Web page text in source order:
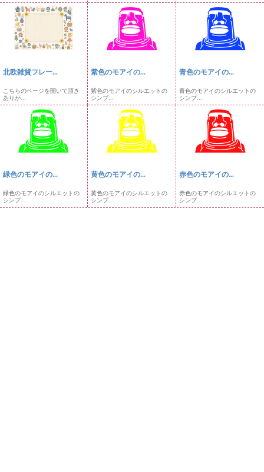
北欧雑貨フレー...
こちらのページを開いて頂き
ありが...
紫色のモアイの...
紫色のモアイのシルエットの
シンプ...
青色のモアイの...
青色のモアイのシルエットの
シンプ...
緑色のモアイの...
緑色のモアイのシルエットの
シンプ...
黄色のモアイの...
黄色のモアイのシルエットの
シンプ...
赤色のモアイの...
赤色のモアイのシルエットの
シンプ...